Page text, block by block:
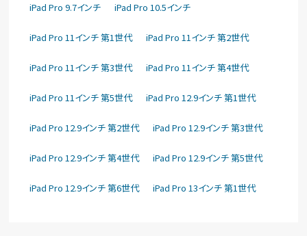
iPad Pro 9.7インチ iPad Pro 10.5インチ
iPad Pro 11インチ 第1世代 iPad Pro 11インチ 第2世代
iPad Pro 11インチ 第3世代 iPad Pro 11インチ 第4世代
iPad Pro 11インチ 第5世代 iPad Pro 12.9インチ 第1世代
iPad Pro 12.9インチ 第2世代 iPad Pro 12.9インチ 第3世代
iPad Pro 12.9インチ 第4世代 iPad Pro 12.9インチ 第5世代
iPad Pro 12.9インチ 第6世代 iPad Pro 13インチ 第1世代